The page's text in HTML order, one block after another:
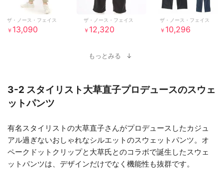
ザ・ノース・フェイス
￥ 13,090
ザ・ノース・フェイス
￥ 12,320
ザ・ノース・フェイス
￥ 10,296
もっとみる
3-2 スタイリスト大草直子プロデュースのスウェ
ットパンツ
有名スタイリストの大草直子さんがプロデュースしたカジュ
アル過ぎないおしゃれなシルエットのスウェットパンツ。オ
ペークドットクリップと大草氏とのコラボで誕生したスウェ
ットパンツは、デザインだけでなく機能性も抜群です。